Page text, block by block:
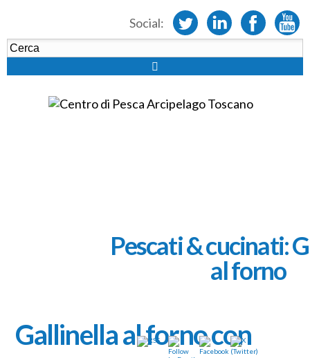
Social:
Pescati & cucinati:
al forno
Gallinella al forno con